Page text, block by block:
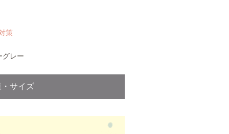
策
グレー
サイズ